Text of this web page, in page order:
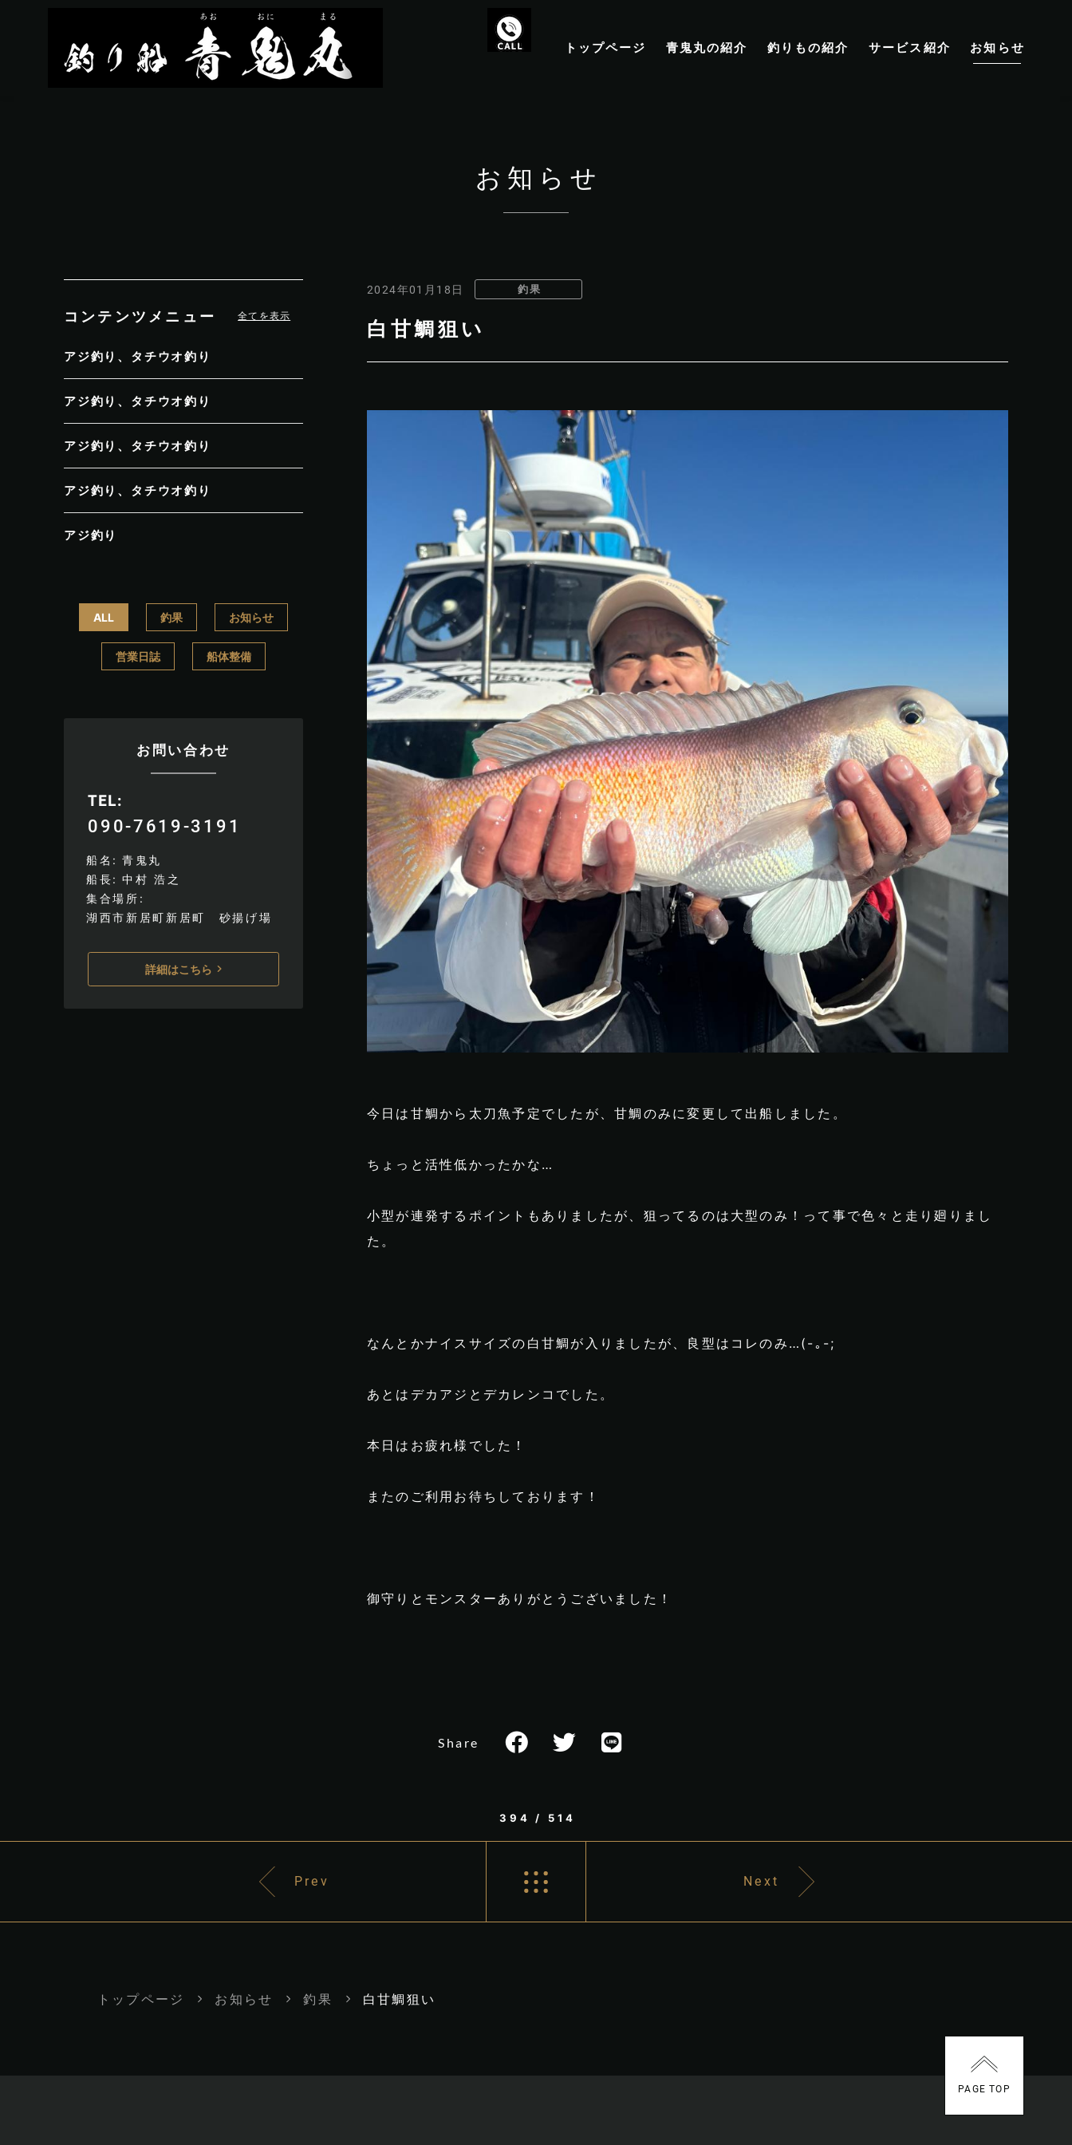
トップページ 青鬼丸の紹介 釣りもの紹介 サービス紹介 お知らせ
お知らせ
2024年01月18日 釣果
白甘鯛狙い
今日は甘鯛から太刀魚予定でしたが、甘鯛のみに変更して出船しました。
ちょっと活性低かったかな…
小型が連発するポイントもありましたが、狙ってるのは大型のみ！って事で色々と走り廻りまし
た。
なんとかナイスサイズの白甘鯛が入りましたが、良型はコレのみ…(-｡-;
あとはデカアジとデカレンコでした。
本日はお疲れ様でした！
またのご利用お待ちしております！
御守りとモンスターありがとうございました！
コンテンツメニュー 全てを表示
アジ釣り、タチウオ釣り
アジ釣り、タチウオ釣り
アジ釣り、タチウオ釣り
アジ釣り、タチウオ釣り
アジ釣り
ALL 釣果 お知らせ
営業日誌 船体整備
お問い合わせ
TEL
090-7619-3191
船名
青鬼丸
船長
中村 浩之
集合場所
湖西市新居町新居町 砂揚げ場
詳細はこちら
Share
394 / 514
Prev Next
トップページ お知らせ 釣果 白甘鯛狙い
PAGE TOP